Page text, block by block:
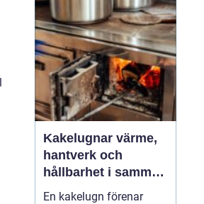
Kakelugnar värme,
hantverk och
hållbarhet i samma
eldstad
En kakelugn förenar